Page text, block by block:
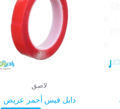
لاصق
دابل فيس أحمر عريض